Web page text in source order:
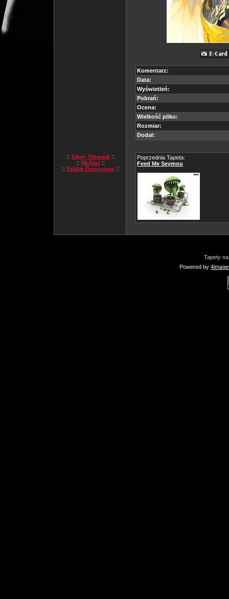
:: Teksty Piosenek ::
:: MaXior ::
:: Polskie Dziewczyny ::
Komentarz:
Data:
Wyświetleń:
Pobrań:
Ocena:
Wielkość pliku:
Rozmiar:
Dodał:
Poprzednia Tapeta:
Feed Me Seymou
Tapety
Powered by